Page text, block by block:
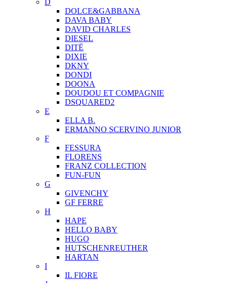
D
DOLCE&GABBANA
DAVA BABY
DAVID CHARLES
DIESEL
DITЁ
DIXIE
DKNY
DONDI
DOONA
DOUDOU ET COMPAGNIE
DSQUARED2
E
ELLA B.
ERMANNO SCERVINO JUNIOR
F
FESSURA
FLORENS
FRANZ COLLECTION
FUN-FUN
G
GIVENCHY
GF FERRE
H
HAPE
HELLO BABY
HUGO
HUTSCHENREUTHER
HARTAN
I
IL FIORE